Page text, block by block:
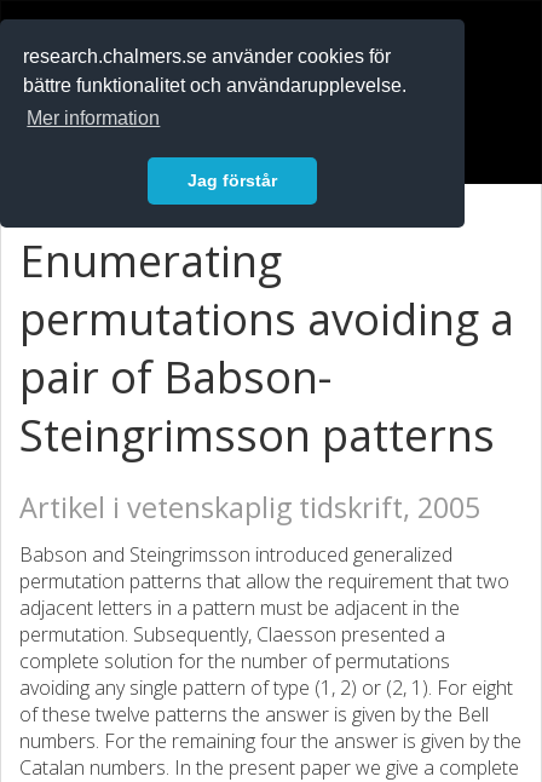
research.chalmers.se använder cookies för
bättre funktionalitet och användarupplevelse.
Mer information
Jag förstår
Enumerating
permutations avoiding a
pair of Babson-
Steingrimsson patterns
Artikel i vetenskaplig tidskrift, 2005
Babson and Steingrimsson introduced generalized
permutation patterns that allow the requirement that two
adjacent letters in a pattern must be adjacent in the
permutation. Subsequently, Claesson presented a
complete solution for the number of permutations
avoiding any single pattern of type (1, 2) or (2, 1). For eight
of these twelve patterns the answer is given by the Bell
numbers. For the remaining four the answer is given by the
Catalan numbers. In the present paper we give a complete